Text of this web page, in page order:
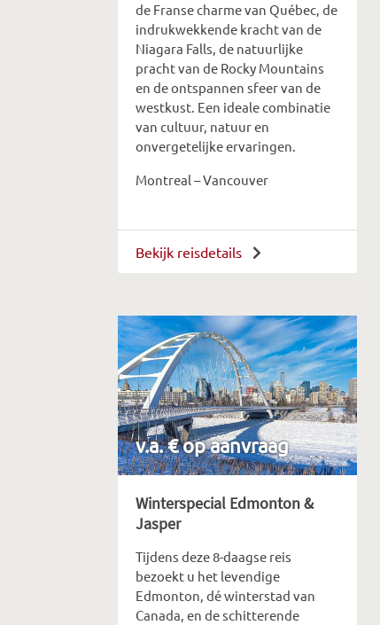
de Franse charme van Québec, de
indrukwekkende kracht van de
Niagara Falls, de natuurlijke
pracht van de Rocky Mountains
en de ontspannen sfeer van de
westkust. Een ideale combinatie
van cultuur, natuur en
onvergetelijke ervaringen.
Montreal – Vancouver
Bekijk reisdetails
v.a. € op aanvraag
Winterspecial Edmonton &
Jasper
Tijdens deze 8-daagse reis
bezoekt u het levendige
Edmonton, dé winterstad van
Canada, en de schitterende